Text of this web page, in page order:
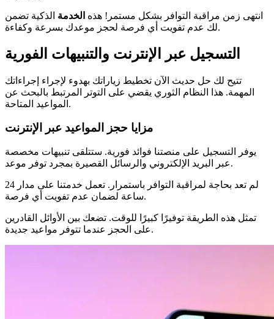
انتهى زمن مراقبة التوافر بشكل مستمر! هذه الخدمة الذكية تضمن
لك عدم تفويت أي فرصة لحجز موعدك بسرعة وكفاءة.
التسجيل عبر الإنترنت والتنبيهات الفورية
تتيح لك حل حديث الآن تخطيط زياراتك بهدوء لإجراء إجراءاتك
المهمة. هذا النظام الثوري يقضي على التوتر المرتبط بالبحث عن
المواعيد المتاحة.
مزايا حجز المواعيد عبر الإنترنت
يوفر التسجيل على منصتنا فوائد فورية. ستتلقى تنبيهات مخصصة
عبر البريد الإلكتروني والرسائل القصيرة بمجرد توفر موعد.
لم تعد بحاجة لمراقبة التوافر باستمرار. تعمل خدمتنا على مدار 24
ساعة لضمان عدم تفويت أي فرصة.
تمثل هذه الطريقة توفيرًا كبيرًا للوقت. تضعك بين الأوائل القادرين
على الحجز عندما تتوفر مواعيد جديدة.